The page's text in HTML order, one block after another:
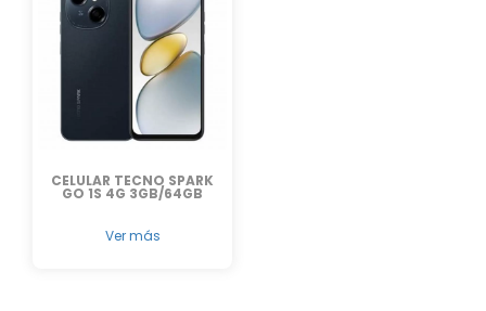
CELULAR TECNO SPARK
GO 1S 4G 3GB/64GB
Ver más